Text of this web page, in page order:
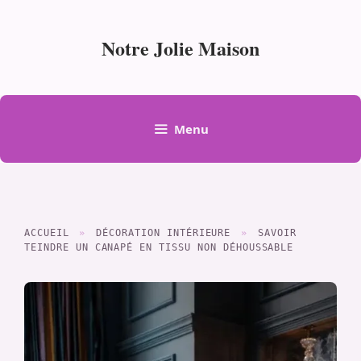
Notre Jolie Maison
Menu
ACCUEIL » DÉCORATION INTÉRIEURE »
SAVOIR
TEINDRE UN CANAPÉ EN TISSU NON DÉHOUSSABLE